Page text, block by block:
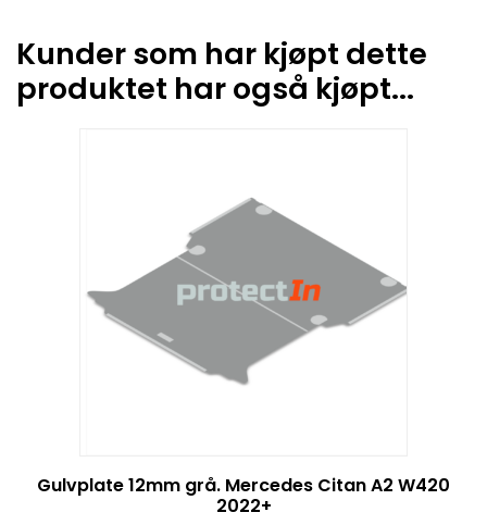
Kunder som har kjøpt dette
produktet har også kjøpt...
Gulvplate 12mm grå. Mercedes Citan A2 W420
2022+